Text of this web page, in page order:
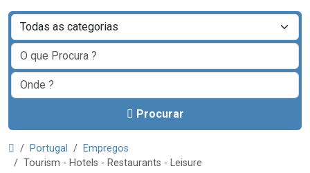
Procurar
Portugal
Empregos
Tourism - Hotels - Restaurants - Leisure